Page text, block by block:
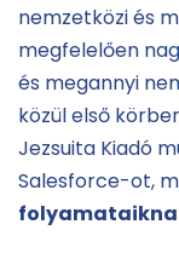
nemzetközi és
megfelelően
és megannyi
közül első
Jezsuita Kiadó
Salesforce-ot,